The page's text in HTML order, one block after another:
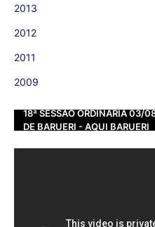
2013
2012
2011
2009
18ª SESSÃO ORDINÁRIA 03/
DE BARUERI - AQUI BARUERI